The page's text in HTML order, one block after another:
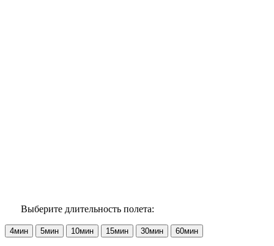
Выберите длительность полета:
4мин 5мин 10мин 15мин 30мин 60мин